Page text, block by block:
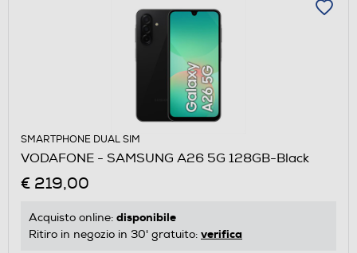
SMARTPHONE DUAL SIM
VODAFONE - SAMSUNG A26 5G 128GB-Black
€ 219,00
Acquisto online: disponibile
Ritiro in negozio in 30' gratuito: verifica